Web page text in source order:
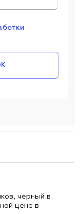
черный в
цене в